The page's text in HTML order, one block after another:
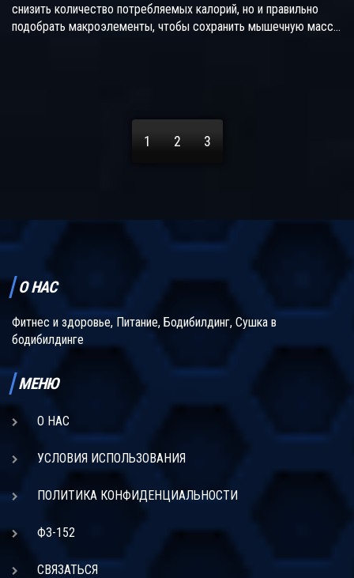
снизить количество потребляемых калорий, но и правильно
подобрать макроэлементы, чтобы сохранить мышечную массу.
1 2 3
О НАС
Фитнес и здоровье, Питание, Бодибилдинг, Сушка в
бодибилдинге
МЕНЮ
О НАС
УСЛОВИЯ ИСПОЛЬЗОВАНИЯ
ПОЛИТИКА КОНФИДЕНЦИАЛЬНОСТИ
ФЗ-152
СВЯЗАТЬСЯ